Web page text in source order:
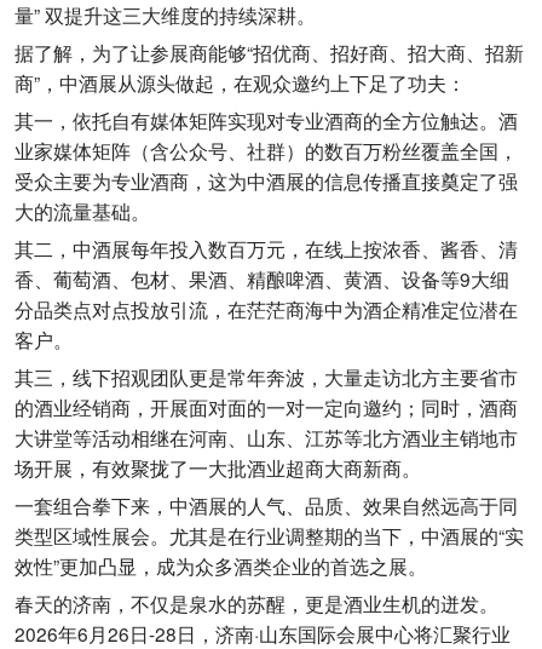
量” 双提升这三大维度的持续深耕。
据了解，为了让参展商能够“招优商、招好商、招大商、招新
商”，中酒展从源头做起，在观众邀约上下足了功夫：
其一，依托自有媒体矩阵实现对专业酒商的全方位触达。酒
业家媒体矩阵（含公众号、社群）的数百万粉丝覆盖全国，
受众主要为专业酒商，这为中酒展的信息传播直接奠定了强
大的流量基础。
其二，中酒展每年投入数百万元，在线上按浓香、酱香、清
香、葡萄酒、包材、果酒、精酿啤酒、黄酒、设备等9大细
分品类点对点投放引流，在茫茫商海中为酒企精准定位潜在
客户。
其三，线下招观团队更是常年奔波，大量走访北方主要省市
的酒业经销商，开展面对面的一对一定向邀约；同时，酒商
大讲堂等活动相继在河南、山东、江苏等北方酒业主销地市
场开展，有效聚拢了一大批酒业超商大商新商。
一套组合拳下来，中酒展的人气、品质、效果自然远高于同
类型区域性展会。尤其是在行业调整期的当下，中酒展的“实
效性”更加凸显，成为众多酒类企业的首选之展。
春天的济南，不仅是泉水的苏醒，更是酒业生机的迸发。
2026年6月26日-28日，济南·山东国际会展中心将汇聚行业